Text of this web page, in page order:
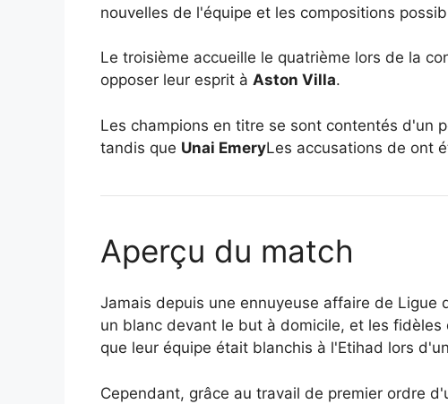
nouvelles de l'équipe et les compositions
Le troisième accueille le quatrième lors de la
opposer leur esprit à Aston Villa.
Les champions en titre se sont contentés d'un
tandis que Unai EmeryLes accusations de ont
Aperçu du match
Jamais depuis une ennuyeuse affaire de
un blanc devant le but à domicile, et les
que leur équipe était blanchis à l'Etihad lors
Cependant, grâce au travail de premier ordre